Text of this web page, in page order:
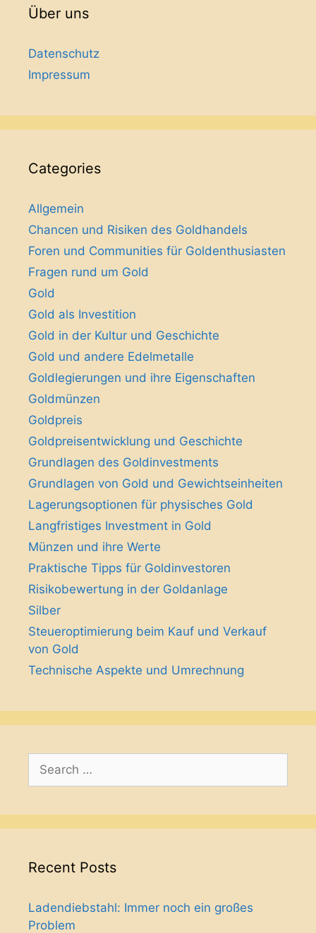
Über uns
Datenschutz
Impressum
Categories
Allgemein
Chancen und Risiken des Goldhandels
Foren und Communities für Goldenthusiasten
Fragen rund um Gold
Gold
Gold als Investition
Gold in der Kultur und Geschichte
Gold und andere Edelmetalle
Goldlegierungen und ihre Eigenschaften
Goldmünzen
Goldpreis
Goldpreisentwicklung und Geschichte
Grundlagen des Goldinvestments
Grundlagen von Gold und Gewichtseinheiten
Lagerungsoptionen für physisches Gold
Langfristiges Investment in Gold
Münzen und ihre Werte
Praktische Tipps für Goldinvestoren
Risikobewertung in der Goldanlage
Silber
Steueroptimierung beim Kauf und Verkauf
von Gold
Technische Aspekte und Umrechnung
for:
Recent Posts
Ladendiebstahl: Immer noch ein großes
Problem